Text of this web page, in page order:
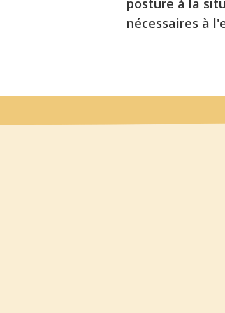
posture à la
nécessaires à